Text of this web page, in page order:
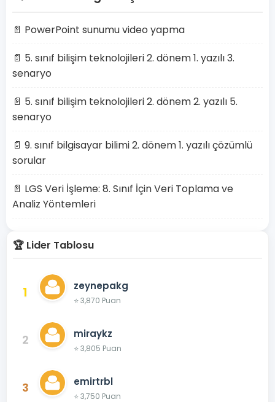
📄 PowerPoint sunumu video yapma
📄 5. sınıf bilişim teknolojileri 2. dönem 1. yazılı 3.
senaryo
📄 5. sınıf bilişim teknolojileri 2. dönem 2. yazılı 5.
senaryo
📄 9. sınıf bilgisayar bilimi 2. dönem 1. yazılı çözümlü
sorular
📄 LGS Veri İşleme: 8. Sınıf İçin Veri Toplama ve
Analiz Yöntemleri
🏆 Lider Tablosu
1 zeynepakg
⭐ 3,870 Puan
2 miraykz
⭐ 3,805 Puan
3 emirtrbl
⭐ 3,750 Puan